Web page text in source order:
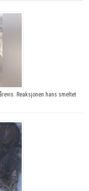
Reaksjonen hans smeltet